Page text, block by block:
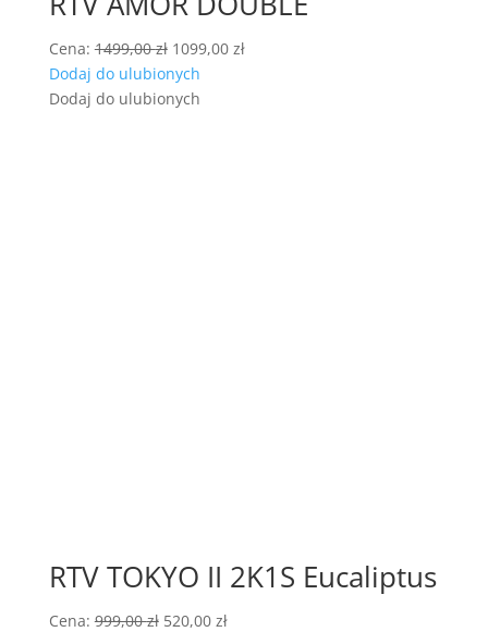
Cena:1499,00zł Pierwotna
cena
wynosiła:
1099,00 złAktualna
Dodaj do ulubionych
Dodaj do ulubionych
RTV TOKYO II 2K1S Eucaliptus
Cena:999,00zł Pierwotna
520,00 złAktualna